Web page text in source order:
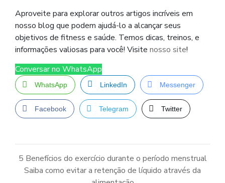
Aproveite para explorar outros artigos incríveis em
nosso blog que podem ajudá-lo a alcançar seus
objetivos de fitness e saúde. Temos dicas, treinos, e
informações valiosas para você! Visite nosso site!
Conversar no WhatsApp
WhatsApp LinkedIn Messenger
Facebook Telegram Twitter
Navegação
5 Benefícios do exercício durante o período menstrual
Saiba como evitar a retenção de líquido através da